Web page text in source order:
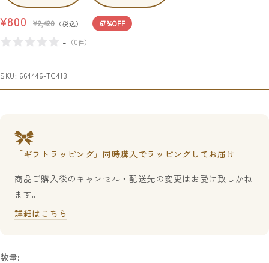
セ
ー
価
格
¥800
通
価
¥2,420（税込） 67%OFF
- （0件）
SKU: 664446-TG413
「ギフトラッピング」同時購入でラッピングしてお届け
商品ご購入後のキャンセル・配送先の変更はお受け致しかね
ます。
詳細はこちら
数量: